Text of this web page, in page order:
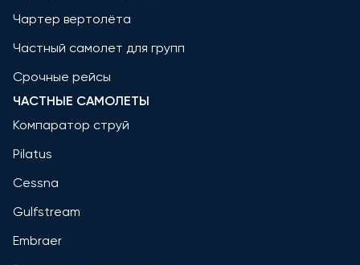
Чартер вертолёта
Частный самолет для групп
Срочные рейсы
ЧАСТНЫЕ САМОЛЕТЫ
Компаратор струй
Pilatus
Cessna
Gulfstream
Embraer